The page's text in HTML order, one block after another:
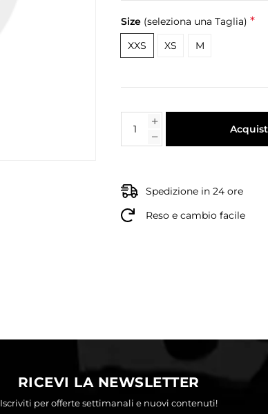
Size (seleziona una Taglia) *
XXS XS M
Spedizione in 24 ore
Reso e cambio facile
RICEVI LA NEWSLETTER
Iscriviti per offerte settimanali e nuovi contenuti!